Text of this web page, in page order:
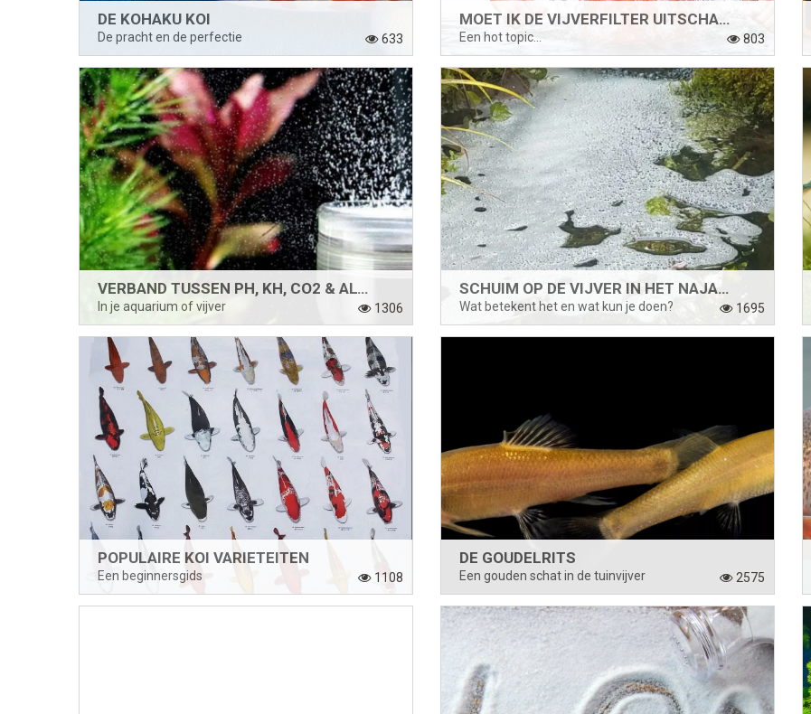
DE KOHAKU KOI
De pracht en de perfectie 633
MOET IK DE VIJVERFILTER UITSCHAKELEN IN DE WINTER?
Een hot topic... 803
VERBAND TUSSEN PH, KH, CO2 & ALGEN
In je aquarium of vijver 1306
SCHUIM OP DE VIJVER IN HET NAJAAR OF VOORJAAR
Wat betekent het en wat kun je doen? 1695
POPULAIRE KOI VARIETEITEN
Een beginnersgids 1108
DE GOUDELRITS
Een gouden schat in de tuinvijver 2575